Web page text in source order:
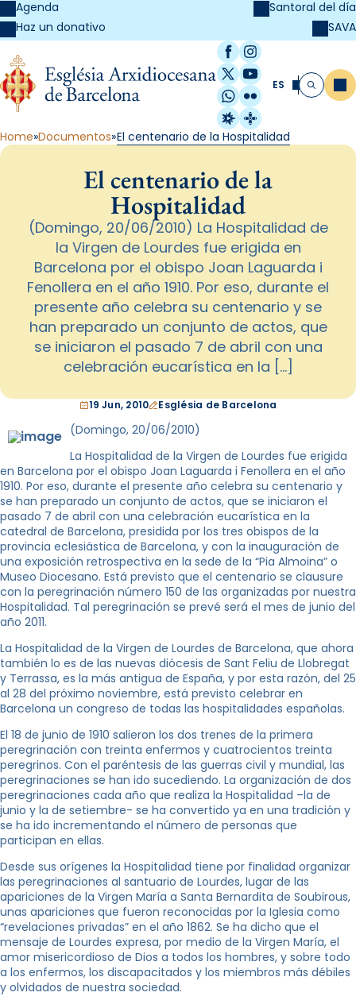
Agenda
Haz un donativo
Santoral del día
SAVA
Facebook
Instagram
X / Twitter
YouTube
WhatsApp
Flickr
Radio Estel
Catalunya
ES Buscar
Home Documentos El centenario de la Hospitalidad
El centenario de la
Hospitalidad
(Domingo, 20/06/2010) La Hospitalidad de
la Virgen de Lourdes fue erigida en
Barcelona por el obispo Joan Laguarda i
Fenollera en el año 1910. Por eso, durante el
presente año celebra su centenario y se
han preparado un conjunto de actos, que
se iniciaron el pasado 7 de abril con una
celebración eucarística en la […]
19 Jun, 2010 Església de Barcelona
(Domingo, 20/06/2010)
La Hospitalidad de la Virgen de Lourdes fue erigida
en Barcelona por el obispo Joan Laguarda i Fenollera en el año
1910. Por eso, durante el presente año celebra su centenario y
se han preparado un conjunto de actos, que se iniciaron el
pasado 7 de abril con una celebración eucarística en la
catedral de Barcelona, presidida por los tres obispos de la
provincia eclesiástica de Barcelona, y con la inauguración de
una exposición retrospectiva en la sede de la “Pia Almoina” o
Museo Diocesano. Está previsto que el centenario se clausure
con la peregrinación número 150 de las organizadas por nuestra
Hospitalidad. Tal peregrinación se prevé será el mes de junio del
año 2011.
La Hospitalidad de la Virgen de Lourdes de Barcelona, que ahora
también lo es de las nuevas diócesis de Sant Feliu de Llobregat
y Terrassa, es la más antigua de España, y por esta razón, del 25
al 28 del próximo noviembre, está previsto celebrar en
Barcelona un congreso de todas las hospitalidades españolas.
El 18 de junio de 1910 salieron los dos trenes de la primera
peregrinación con treinta enfermos y cuatrocientos treinta
peregrinos. Con el paréntesis de las guerras civil y mundial, las
peregrinaciones se han ido sucediendo. La organización de dos
peregrinaciones cada año que realiza la Hospitalidad –la de
junio y la de setiembre- se ha convertido ya en una tradición y
se ha ido incrementando el número de personas que
participan en ellas.
Desde sus orígenes la Hospitalidad tiene por finalidad organizar
las peregrinaciones al santuario de Lourdes, lugar de las
apariciones de la Virgen María a Santa Bernardita de Soubirous,
unas apariciones que fueron reconocidas por la Iglesia como
“revelaciones privadas” en el año 1862. Se ha dicho que el
mensaje de Lourdes expresa, por medio de la Virgen María, el
amor misericordioso de Dios a todos los hombres, y sobre todo
a los enfermos, los discapacitados y los miembros más débiles
y olvidados de nuestra sociedad.